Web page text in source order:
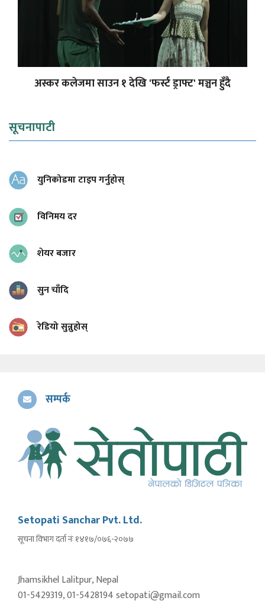
अस्कर कलेजमा साउन १ देखि 'फर्स्ट ड्राफ्ट' मञ्चन हुँदै
सूचनापाटी
युनिकोडमा टाइप गर्नुहोस्
विनिमय दर
शेयर बजार
सुन चाँदि
रेडियो सुन्नुहोस्
सम्पर्क
Setopati Sanchar Pvt. Ltd.
सूचना विभाग दर्ता नंः १४१७/०७६-२०७७
Jhamsikhel Lalitpur, Nepal
01-5429319, 01-5428194 setopati@gmail.com